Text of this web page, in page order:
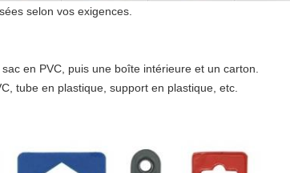
selon vos exigences.
en PVC, puis une boîte intérieure et un carton.
tube en plastique, support en plastique, etc.